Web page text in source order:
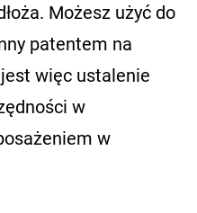
Możesz użyć do
patentem na
więc ustalenie
w
w